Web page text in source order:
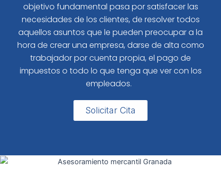
objetivo fundamental pasa por satisfacer las
necesidades de los clientes, de resolver todos
aquellos asuntos que le pueden preocupar a la
hora de crear una empresa, darse de alta como
trabajador por cuenta propia, el pago de
impuestos o todo lo que tenga que ver con los
empleados.
Solicitar Cita